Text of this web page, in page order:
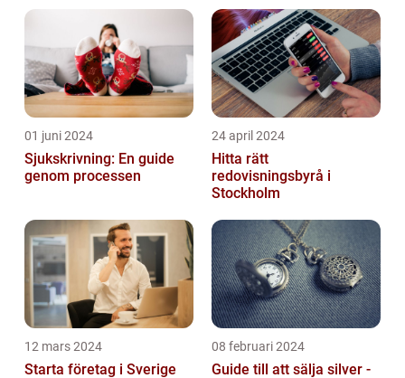
01 juni 2024
Sjukskrivning: En guide
genom processen
24 april 2024
Hitta rätt
redovisningsbyrå i
Stockholm
12 mars 2024
Starta företag i Sverige
08 februari 2024
Guide till att sälja silver -